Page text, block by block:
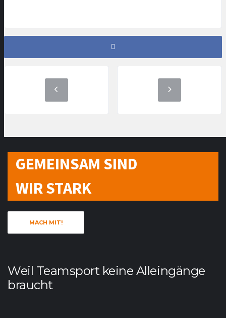
GEMEINSAM SIND
WIR STARK
MACH MIT!
Weil Teamsport keine Alleingänge
braucht